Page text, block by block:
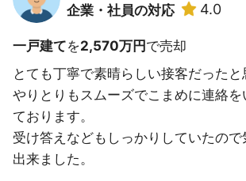
企業・社員の対応
4.0
一戸建てを2,570万円 で売却
とても丁寧で素晴らしい接客だったと
やりとりもスムーズでこまめに連絡を
ております。
受け答えなどもしっかりしていたの
出来ました。